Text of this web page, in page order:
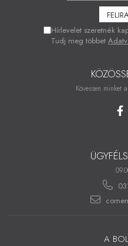
Hírlevelet szeretnék
Tudj meg többet
Kövessen minket
A